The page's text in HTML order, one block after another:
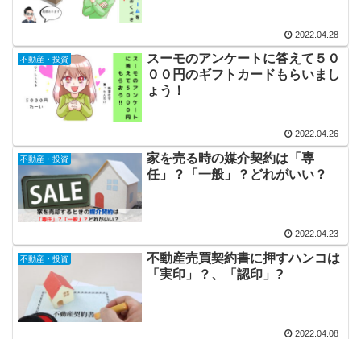
2022.04.28
不動産・投資
スーモのアンケートに答えて５０
００円のギフトカードもらいまし
ょう！
2022.04.26
不動産・投資
家を売る時の媒介契約は「専
任」？「一般」？どれがいい？
2022.04.23
不動産・投資
不動産売買契約書に押すハンコは
「実印」？、「認印」?
2022.04.08